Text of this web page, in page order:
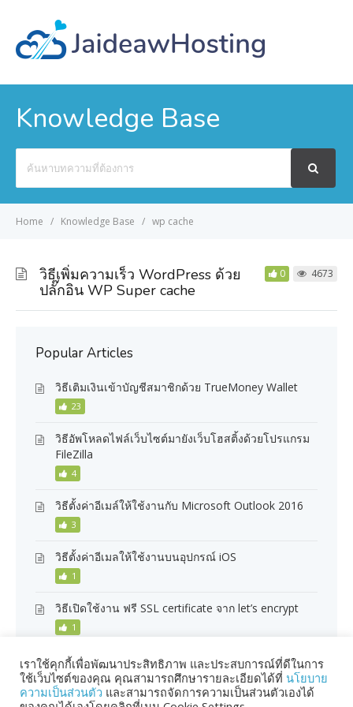
Knowledge Base
For
Home Knowledge Base wp cache
วิธีเพิ่มความเร็ว WordPress ด้วย
ปลั๊กอิน WP Super cache
0 4673
Popular Articles
วิธีเติมเงินเข้าบัญชีสมาชิกด้วย TrueMoney Wallet
23
วิธีอัพโหลดไฟล์เว็บไซต์มายังเว็บโฮสติ้งด้วยโปรแกรม
FileZilla
4
วิธีตั้งค่าอีเมล์ให้ใช้งานกับ Microsoft Outlook 2016
3
วิธีตั้งค่าอีเมลให้ใช้งานบนอุปกรณ์ iOS
1
วิธีเปิดใช้งาน ฟรี SSL certificate จาก let’s encrypt
1
เราใช้คุกกี้เพื่อพัฒนาประสิทธิภาพ และประสบการณ์ที่ดีในการ
ใช้เว็บไซต์ของคุณ คุณสามารถศึกษารายละเอียดได้ที่ นโยบาย
ความเป็นส่วนตัว และสามารถจัดการความเป็นส่วนตัวเองได้